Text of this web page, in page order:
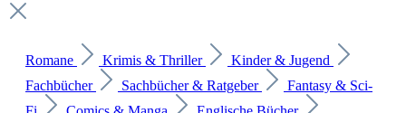
Romane Krimis & Thriller
Kinder & Jugend
Fachbücher
Sachbücher & Ratgeber
Fantasy & Sci-